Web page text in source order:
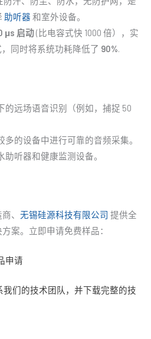
助听器 和室外设备。
μs 启动(比电容式快 1000 倍），实
同时将系统功耗降低了 90%.
的远场语音识别（例如，捕捉 50
多的设备中进行可靠的音频采集。
助听器和健康监测设备。
、 无锡硅源科技有限公司 提供全
案。立即申请免费样品：
申请
们的技术团队，并下载完整的技